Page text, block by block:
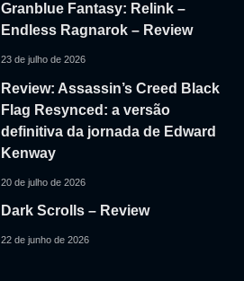
Granblue Fantasy: Relink –
Endless Ragnarok – Review
23 de julho de 2026
Review: Assassin’s Creed Black
Flag Resynced: a versão
definitiva da jornada de Edward
Kenway
20 de julho de 2026
Dark Scrolls – Review
22 de junho de 2026